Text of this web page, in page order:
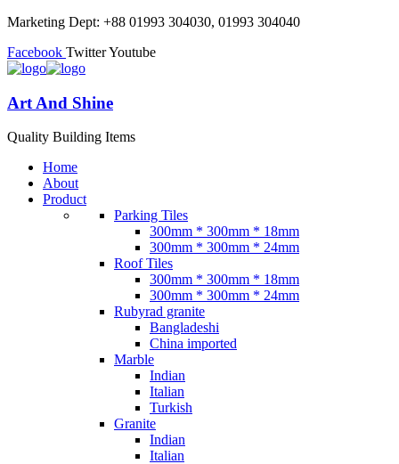
Marketing Dept: +88 01993 304030, 01993 304040
Facebook TwitterYoutube
Art And Shine
Quality Building Items
Home
About
Product
Parking Tiles
300mm * 300mm * 18mm
300mm * 300mm * 24mm
Roof Tiles
300mm * 300mm * 18mm
300mm * 300mm * 24mm
Rubyrad granite
Bangladeshi
China imported
Marble
Indian
Italian
Turkish
Granite
Indian
Italian